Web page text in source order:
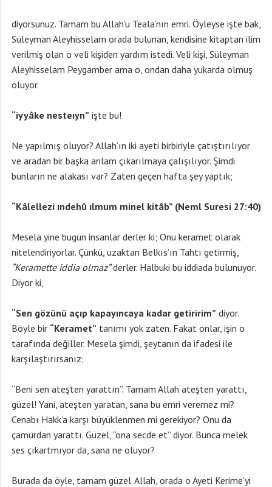
diyorsunuz. Tamam bu Allah’u Teala’nın emri. Öyleyse işte bak,
Süleyman Aleyhisselam orada bulunan, kendisine kitaptan ilim
verilmiş olan o veli kişiden yardım istedi. Veli kişi, Süleyman
Aleyhisselam Peygamber ama o, ondan daha yukarda olmuş
oluyor.
“iyyâke nesteıyn” işte bu!
Ne yapılmış oluyor? Allah’ın iki ayeti birbiriyle çatıştırılıyor
ve aradan bir başka anlam çıkarılmaya çalışılıyor. Şimdi
bunların ne alakası var? Zaten geçen hafta şey yaptık;
“Kâlellezi ındehû ılmum minel kitâb” (Neml Suresi 27:40)
Mesela yine bugün insanlar derler ki; Onu keramet olarak
nitelendiriyorlar. Çünkü, uzaktan Belkıs’ın Tahtı getirmiş,
“Keramette iddia olmaz”derler. Halbuki bu iddiada bulunuyor.
Diyor ki,
“Sen gözünü açıp kapayıncaya kadar getiririm” diyor.
Böyle bir “Keramet” tanımı yok zaten. Fakat onlar, işin o
tarafında değiller. Mesela şimdi, şeytanın da ifadesi ile
karşılaştırırsanız;
“Beni sen ateşten yarattın”. Tamam Allah ateşten yarattı,
güzel! Yani, ateşten yaratan, sana bu emri veremez mi?
Cenabı Hakk’a karşı büyüklenmen mi gerekiyor? Onu da
çamurdan yarattı. Güzel, “ona secde et” diyor. Bunca melek
ses çıkartmıyor da, sana ne oluyor?
Burada da öyle, tamam güzel. Allah, orada o Ayeti Kerime’yi